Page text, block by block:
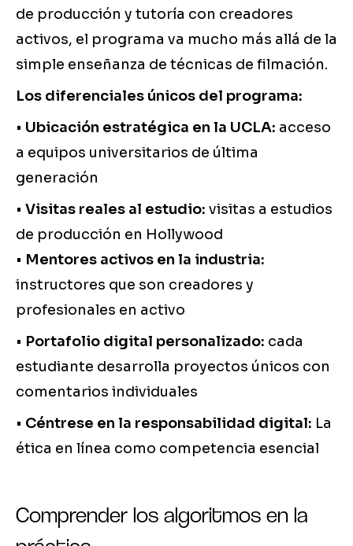
de producción y tutoría con creadores
activos, el programa va mucho más allá de la
simple enseñanza de técnicas de filmación.
Los diferenciales únicos del programa:
• Ubicación estratégica en la UCLA: acceso
a equipos universitarios de última
generación
• Visitas reales al estudio: visitas a estudios
de producción en Hollywood
• Mentores activos en la industria:
instructores que son creadores y
profesionales en activo
• Portafolio digital personalizado: cada
estudiante desarrolla proyectos únicos con
comentarios individuales
• Céntrese en la responsabilidad digital: La
ética en línea como competencia esencial
Comprender los algoritmos en la